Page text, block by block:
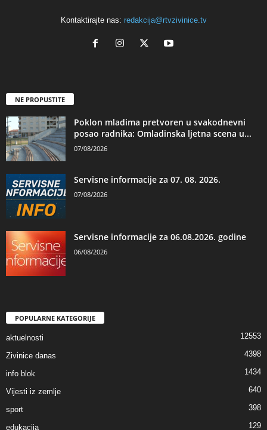
Kontaktirajte nas: redakcija@rtvzivinice.tv
NE PROPUSTITE
Poklon mladima pretvoren u svakodnevni
posao radnika: Omladinska ljetna scena u...
07/08/2026
Servisne informacije za 07. 08. 2026.
07/08/2026
Servisne informacije za 06.08.2026. godine
06/08/2026
POPULARNE KATEGORIJE
aktuelnosti 12553
Zivinice danas 4398
info blok 1434
Vijesti iz zemlje 640
sport 398
edukacija 129